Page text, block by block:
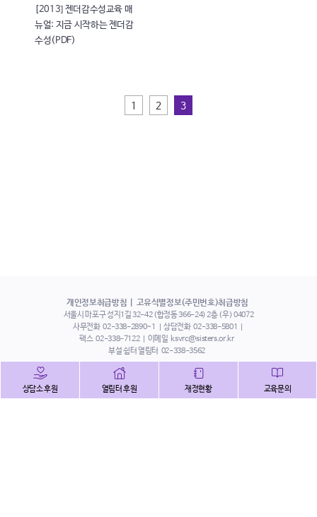
[2013] 젠더감수성교육 매
뉴얼: 지금 시작하는 젠더감
수성(PDF)
1 2 3
개인정보취급방침 고유식별정보(주민번호)취급방침
서울시 마포구 성지1길 32-42 (합정동 366-24) 2층 (우) 04072
사무전화 02-338-2890~1 상담전화 02-338-5801
팩스 02-338-7122 이메일 ksvrc@sisters.or.kr
부설 쉼터 열림터 02-338-3562
상담소 후원 열림터 후원 재정현황 교육문의